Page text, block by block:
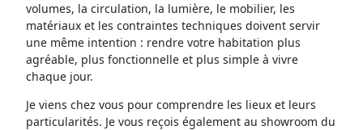
volumes, la circulation, la lumière, le mobilier, les
matériaux et les contraintes techniques doivent servir
une même intention : rendre votre habitation plus
agréable, plus fonctionnelle et plus simple à vivre
chaque jour.
Je viens chez vous pour comprendre les lieux et leurs
particularités. Je vous reçois également au showroom du